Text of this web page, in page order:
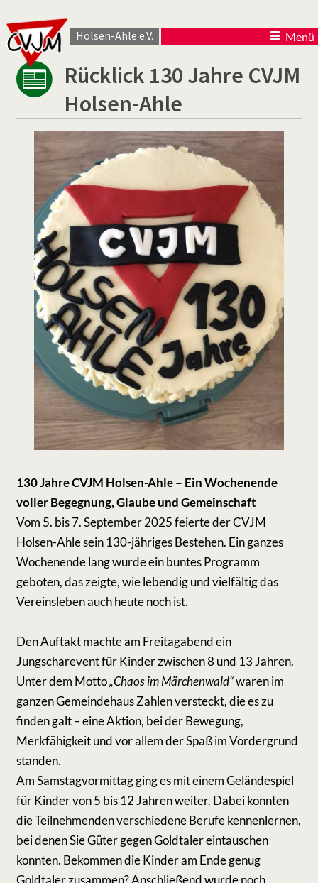
Holsen-Ahle e.V. Menü
Rücklick 130 Jahre CVJM
Holsen-Ahle
130 Jahre CVJM Holsen-Ahle – Ein Wochenende
voller Begegnung, Glaube und Gemeinschaft
Vom 5. bis 7. September 2025 feierte der CVJM
Holsen-Ahle sein 130-jähriges Bestehen. Ein ganzes
Wochenende lang wurde ein buntes Programm
geboten, das zeigte, wie lebendig und vielfältig das
Vereinsleben auch heute noch ist.
Den Auftakt machte am Freitagabend ein
Jungscharevent für Kinder zwischen 8 und 13 Jahren.
Unter dem Motto„Chaos im Märchenwald“waren im
ganzen Gemeindehaus Zahlen versteckt, die es zu
finden galt – eine Aktion, bei der Bewegung,
Merkfähigkeit und vor allem der Spaß im Vordergrund
standen.
Am Samstagvormittag ging es mit einem Geländespiel
für Kinder von 5 bis 12 Jahren weiter. Dabei konnten
die Teilnehmenden verschiedene Berufe kennenlernen,
bei denen Sie Güter gegen Goldtaler eintauschen
konnten. Bekommen die Kinder am Ende genug
Goldtaler zusammen? Anschließend wurde noch